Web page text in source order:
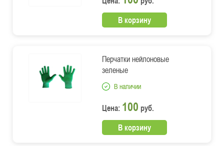
В корзину
Перчатки нейлоновые
зеленые
В наличии
Цена: 100 руб.
В корзину